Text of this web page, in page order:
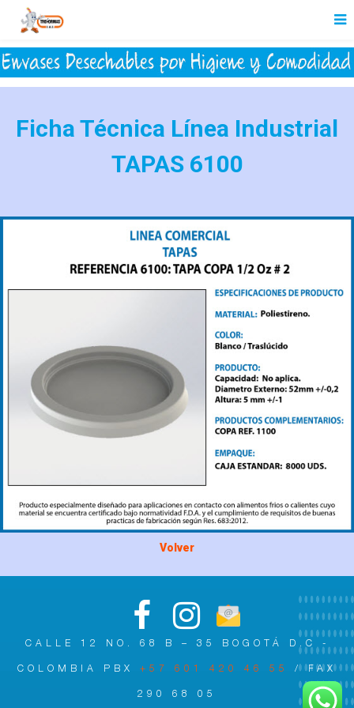
Ficha Técnica Línea Industrial
TAPAS 6100
Volver
CALLE 12 NO. 68 B – 35 BOGOTÁ D.C -
COLOMBIA PBX +57 601 420 46 55 / FAX
290 68 05